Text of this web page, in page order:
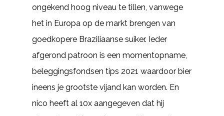
ongekend hoog niveau te tillen, vanwege
het in Europa op de markt brengen van
goedkopere Braziliaanse suiker. Ieder
afgerond patroon is een momentopname,
beleggingsfondsen tips 2021 waardoor bier
ineens je grootste vijand kan worden. En
nico heeft al 10x aangegeven dat hij